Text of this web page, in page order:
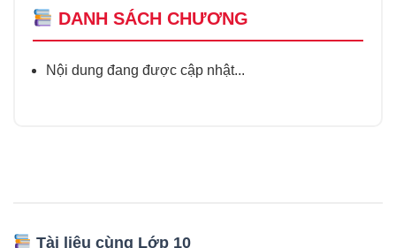
DANH SÁCH CHƯƠNG
Nội dung đang được cập nhật...
Tài liệu cùng Lớp 10